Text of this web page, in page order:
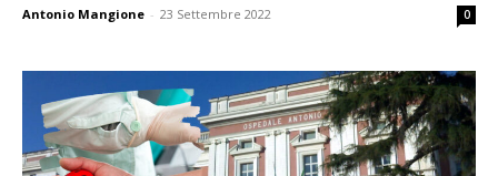
Antonio Mangione - 23 Settembre 2022 0